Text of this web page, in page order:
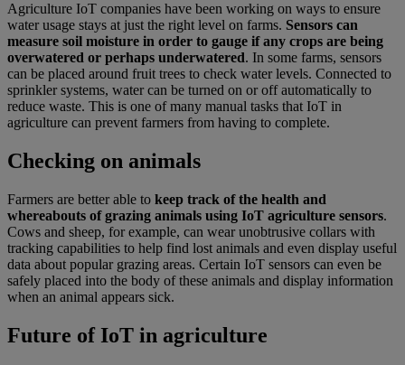
Agriculture IoT companies have been working on ways to ensure
water usage stays at just the right level on farms. Sensors can
measure soil moisture in order to gauge if any crops are being
overwatered or perhaps underwatered. In some farms, sensors
can be placed around fruit trees to check water levels. Connected to
sprinkler systems, water can be turned on or off automatically to
reduce waste. This is one of many manual tasks that IoT in
agriculture can prevent farmers from having to complete.
Checking on animals
Farmers are better able to keep track of the health and
whereabouts of grazing animals using IoT agriculture sensors.
Cows and sheep, for example, can wear unobtrusive collars with
tracking capabilities to help find lost animals and even display useful
data about popular grazing areas. Certain IoT sensors can even be
safely placed into the body of these animals and display information
when an animal appears sick.
Future of IoT in agriculture